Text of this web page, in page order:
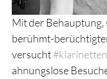
Mit der Behauptung,
berühmt-
versucht
ahnungslose